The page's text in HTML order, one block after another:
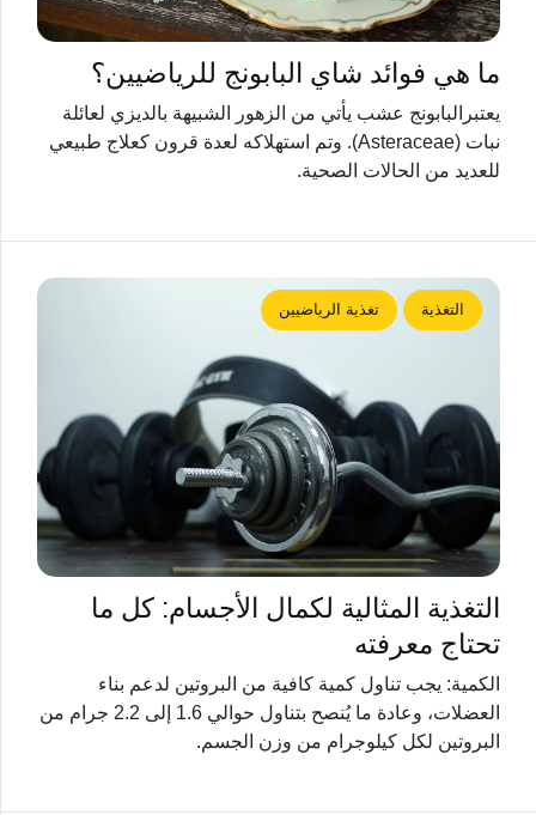
ما هي فوائد شاي البابونج للرياضيين؟
يعتبرالبابونج عشب يأتي من الزهور الشبيهة بالديزي لعائلة
نبات (Asteraceae). وتم استهلاكه لعدة قرون كعلاج طبيعي
للعديد من الحالات الصحية.
التغذية تغذية الرياضيين
التغذية المثالية لكمال الأجسام: كل ما
تحتاج معرفته
الكمية: يجب تناول كمية كافية من البروتين لدعم بناء
العضلات، وعادة ما يُنصح بتناول حوالي 1.6 إلى 2.2 جرام من
البروتين لكل كيلوجرام من وزن الجسم.